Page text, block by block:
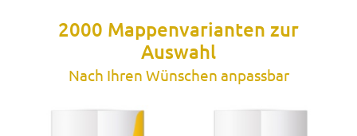
2000 Mappenvarianten zur
Auswahl
Nach Ihren Wünschen anpassbar